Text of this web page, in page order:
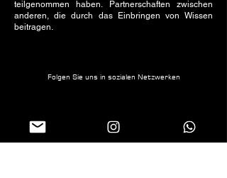
teilgenommen haben. Partnerschaften zwischen
anderen, die durch das Einbringen von Wissen
beitragen.
Folgen Sie uns in sozialen Netzwerken